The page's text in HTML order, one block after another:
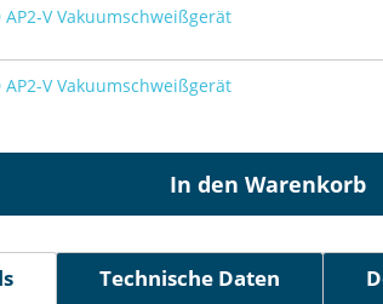
V Vakuumschweißgerät
V Vakuumschweißgerät
In den Warenkorb
Technische Daten